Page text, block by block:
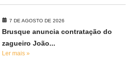
7 DE AGOSTO DE 2026
Brusque anuncia contratação do
zagueiro João...
Ler mais »